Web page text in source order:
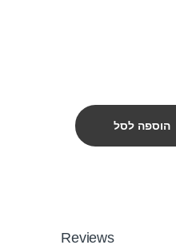
הוספה לסל
Reviews